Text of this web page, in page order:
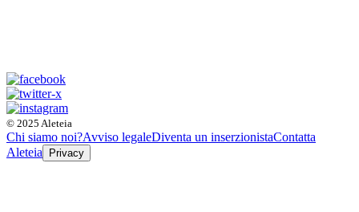
© 2025 Aleteia
Chi siamo noi?Avviso legaleDiventa un inserzionistaContatta
Aleteia
Privacy